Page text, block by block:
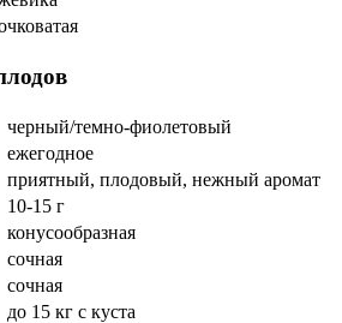
черный/темно-фиолетовый
ежегодное
приятный, плодовый, нежный аромат
10-15 г
конусообразная
сочная
сочная
до 15 кг с куста